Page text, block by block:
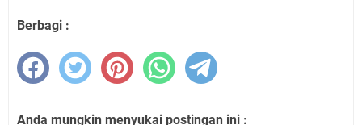
Berbagi :
Anda mungkin menyukai postingan ini :